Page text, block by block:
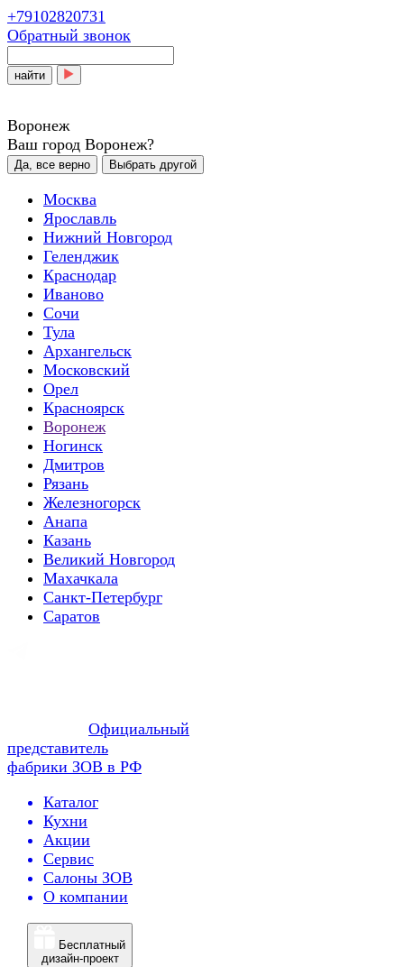
+79102820731
Обратный звонок
найти
Воронеж
Ваш город Воронеж?
Да, все верно Выбрать другой
Москва
Ярославль
Нижний Новгород
Геленджик
Краснодар
Иваново
Сочи
Тула
Архангельск
Московский
Орел
Красноярск
Воронеж
Ногинск
Дмитров
Рязань
Железногорск
Анапа
Казань
Великий Новгород
Махачкала
Санкт-Петербург
Саратов
Официальный
представитель
фабрики ЗОВ в РФ
Каталог
Кухни
Акции
Сервис
Салоны ЗОВ
О компании
Бесплатный
дизайн-проект